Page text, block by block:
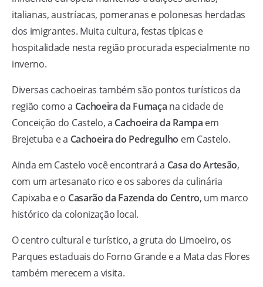
italianas, austríacas, pomeranas e polonesas herdadas
dos imigrantes. Muita cultura, festas típicas e
hospitalidade nesta região procurada especialmente no
inverno.
Diversas cachoeiras também são pontos turísticos da
região como a Cachoeira da Fumaça na cidade de
Conceição do Castelo, a Cachoeira da Rampa em
Brejetuba e a Cachoeira do Pedregulho em Castelo.
Ainda em Castelo você encontrará a Casa do Artesão,
com um artesanato rico e os sabores da culinária
Capixaba e o Casarão da Fazenda do Centro, um marco
histórico da colonização local.
O centro cultural e turístico, a gruta do Limoeiro, os
Parques estaduais do Forno Grande e a Mata das Flores
também merecem a visita.